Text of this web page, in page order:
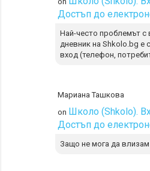
Достъп до
Най-често проблемът с
дневник на Shkolo.bg е
вход (телефон,
Мариана Ташкова
on Школо (Shkolo).
Достъп до
Защо не мога да